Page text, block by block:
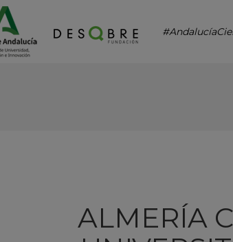
ALMERÍA